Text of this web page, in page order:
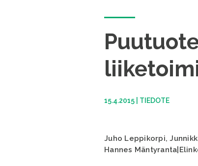
15.4.2015 TIEDOTE
Juho Leppikorpi,
Hannes